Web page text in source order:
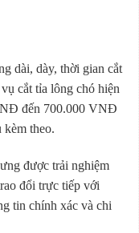
dài, dày, thời gian cắt
cắt tỉa lông chó hiện
đến 700.000 VNĐ
theo.
được trải nghiệm
đổi trực tiếp với
tin chính xác và chi